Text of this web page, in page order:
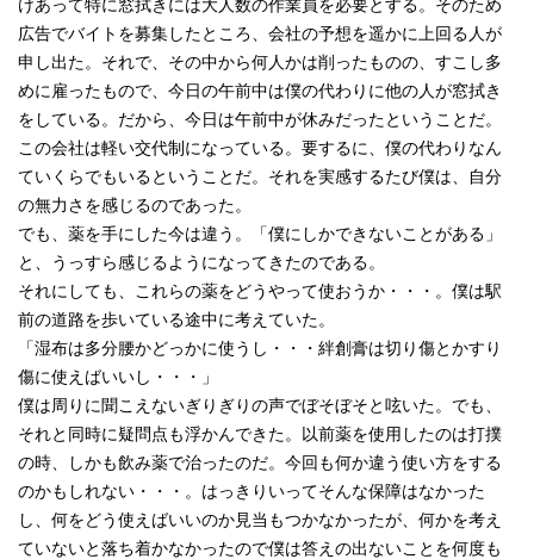
けあって特に窓拭きには大人数の作業員を必要とする。そのため
広告でバイトを募集したところ、会社の予想を遥かに上回る人が
申し出た。それで、その中から何人かは削ったものの、すこし多
めに雇ったもので、今日の午前中は僕の代わりに他の人が窓拭き
をしている。だから、今日は午前中が休みだったということだ。
この会社は軽い交代制になっている。要するに、僕の代わりなん
ていくらでもいるということだ。それを実感するたび僕は、自分
の無力さを感じるのであった。
でも、薬を手にした今は違う。「僕にしかできないことがある」
と、うっすら感じるようになってきたのである。
それにしても、これらの薬をどうやって使おうか・・・。僕は駅
前の道路を歩いている途中に考えていた。
「湿布は多分腰かどっかに使うし・・・絆創膏は切り傷とかすり
傷に使えばいいし・・・」
僕は周りに聞こえないぎりぎりの声でぼそぼそと呟いた。でも、
それと同時に疑問点も浮かんできた。以前薬を使用したのは打撲
の時、しかも飲み薬で治ったのだ。今回も何か違う使い方をする
のかもしれない・・・。はっきりいってそんな保障はなかった
し、何をどう使えばいいのか見当もつかなかったが、何かを考え
ていないと落ち着かなかったので僕は答えの出ないことを何度も